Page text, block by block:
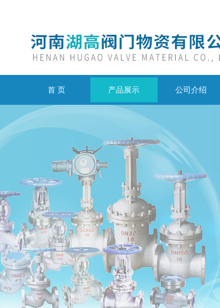
首 页 产品展示 公司介绍